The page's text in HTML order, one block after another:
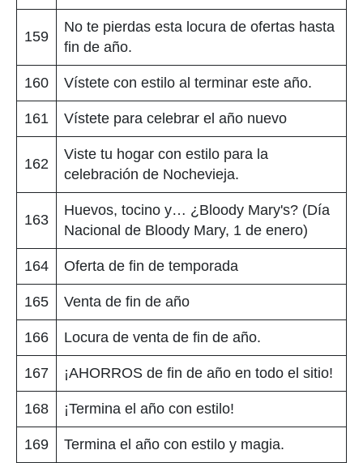
159
No te pierdas esta locura de ofertas hasta
fin de año.
160 Vístete con estilo al terminar este año.
161 Vístete para celebrar el año nuevo
162
Viste tu hogar con estilo para la
celebración de Nochevieja.
163
Huevos, tocino y… ¿Bloody Mary's? (Día
Nacional de Bloody Mary, 1 de enero)
164 Oferta de fin de temporada
165 Venta de fin de año
166 Locura de venta de fin de año.
167 ¡AHORROS de fin de año en todo el sitio!
168 ¡Termina el año con estilo!
169 Termina el año con estilo y magia.